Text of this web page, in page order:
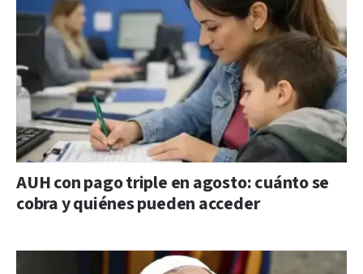
AUH con pago triple en agosto: cuánto se
cobra y quiénes pueden acceder